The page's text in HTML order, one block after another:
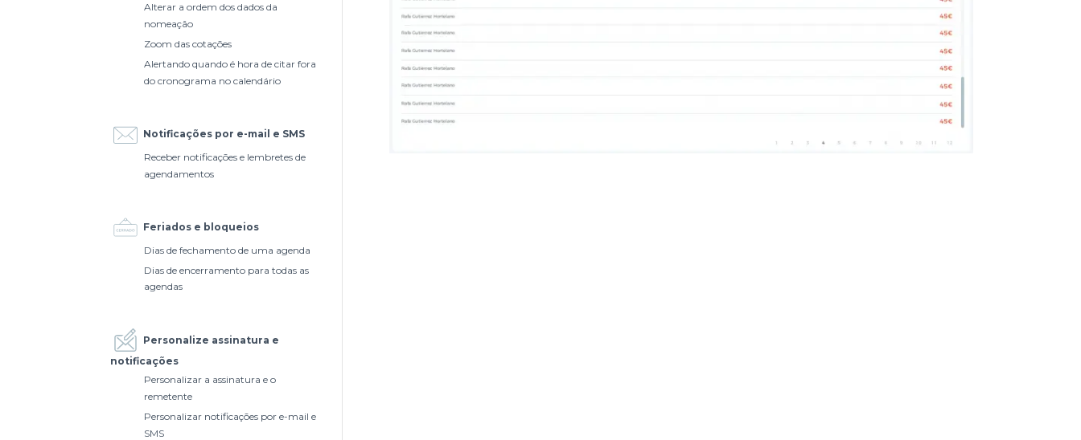
Alterar a ordem dos dados da
nomeação
Zoom das cotações
Alertando quando é hora de citar fora
do cronograma no calendário
Notificações por e-mail e SMS
Receber notificações e lembretes de
agendamentos
Feriados e bloqueios
Dias de fechamento de uma agenda
Dias de encerramento para todas as
agendas
Personalize assinatura e
notificações
Personalizar a assinatura e o
remetente
Personalizar notificações por e-mail e
SMS